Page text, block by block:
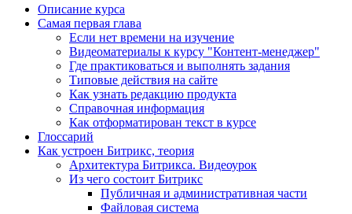
Описание курса
Самая первая глава
Если нет времени на изучение
Видеоматериалы к курсу "Контент-менеджер"
Где практиковаться и выполнять задания
Типовые действия на сайте
Как узнать редакцию продукта
Справочная информация
Как отформатирован текст в курсе
Глоссарий
Как устроен Битрикс, теория
Архитектура Битрикса. Видеоурок
Из чего состоит Битрикс
Публичная и административная части
Файловая система